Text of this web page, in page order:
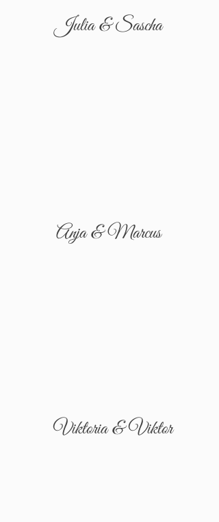
Julia & Sascha
Anja & Marcus
Viktoria & Viktor